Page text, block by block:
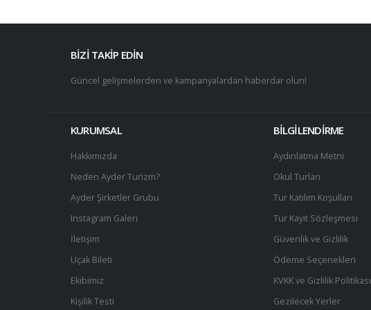
BİZİ TAKİP EDİN
Güncel gelişmelerden ve kampanyalardan haberdar olun!
KURUMSAL
Hakkımızda
Neden Ayder Turizm?
Ayder Şirketler Grubu
Instagram Galeri
İletişim
Uçak Bileti
Ekibimiz
Kişilik Testi
BİLGİLENDİRME
Aydınlatma Metni
Okul Turları
Tur Katılım Koşulları
Tur Kayıt Sözleşmesi
Güvenlik ve Gizlilik
Ödeme Seçenekleri
KVKK ve Gizlilik Politikası
Gezilecek Yerler